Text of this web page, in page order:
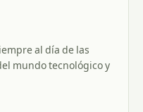
al día de las
mundo tecnológico y